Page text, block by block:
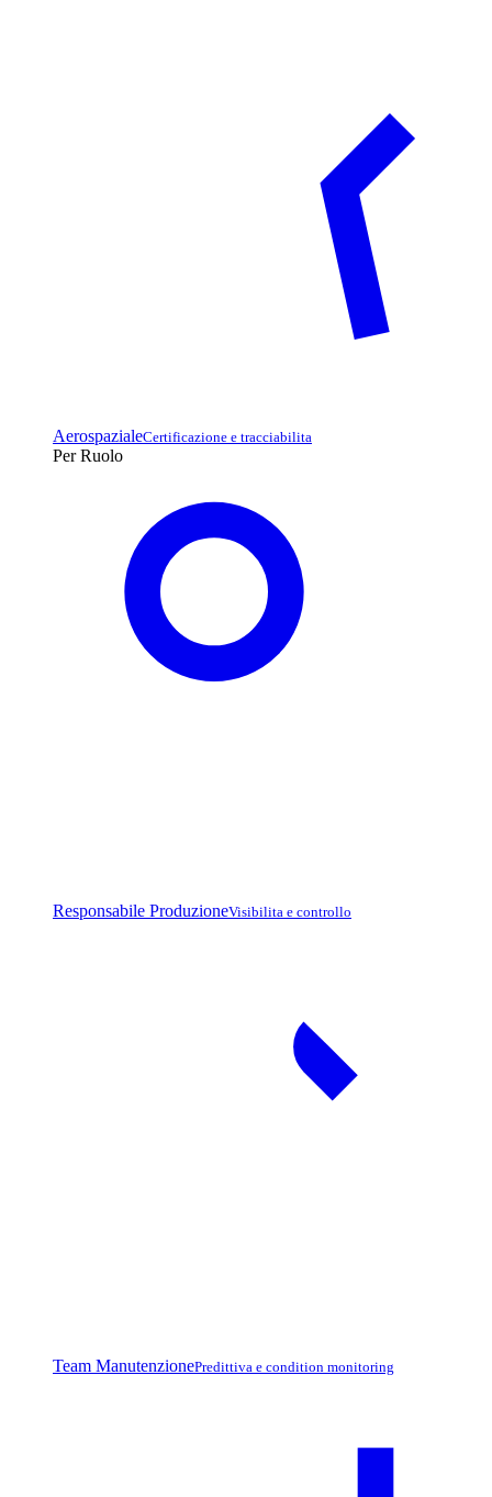
AerospazialeCertificazione e tracciabilita
Per Ruolo
Responsabile ProduzioneVisibilita e controllo
Team ManutenzionePredittiva e condition monitoring